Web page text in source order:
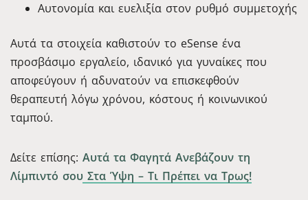
Αυτονομία και ευελιξία στον ρυθμό συμμετοχής
Αυτά τα στοιχεία καθιστούν το eSense ένα
προσβάσιμο εργαλείο, ιδανικό για γυναίκες που
αποφεύγουν ή αδυνατούν να επισκεφθούν
θεραπευτή λόγω χρόνου, κόστους ή κοινωνικού
ταμπού.
Δείτε επίσης: Αυτά τα Φαγητά Ανεβάζουν τη
Λίμπιντό σου Στα Ύψη – Τι Πρέπει να Τρως!